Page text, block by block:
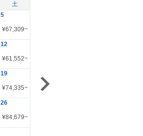
土
5
¥67,309~
12
¥61,552~
19
¥74,335~
26
¥84,679~